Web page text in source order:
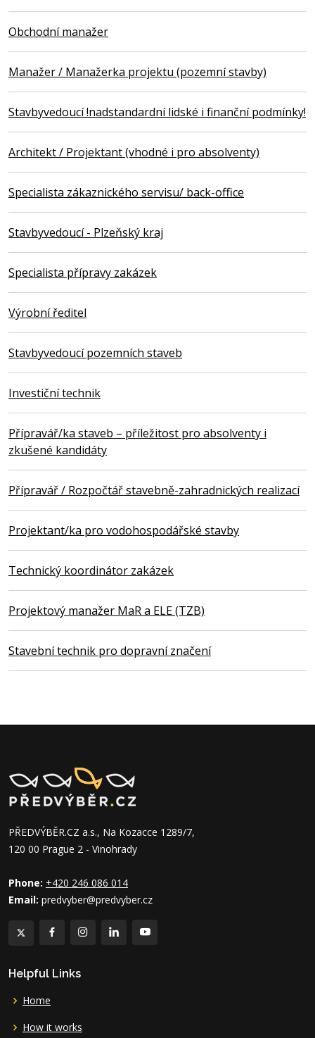
Obchodní manažer
Manažer / Manažerka projektu (pozemní stavby)
Stavbyvedoucí !nadstandardní lidské i finanční podmínky!
Architekt / Projektant (vhodné i pro absolventy)
Specialista zákaznického servisu/ back-office
Stavbyvedoucí - Plzeňský kraj
Specialista přípravy zakázek
Výrobní ředitel
Stavbyvedoucí pozemních staveb
Investiční technik
Přípravář/ka staveb – příležitost pro absolventy i
zkušené kandidáty
Přípravář / Rozpočtář stavebně-zahradnických realizací
Projektant/ka pro vodohospodářské stavby
Technický koordinátor zakázek
Projektový manažer MaR a ELE (TZB)
Stavební technik pro dopravní značení
PŘEDVÝBĚR.CZ a.s., Na Kozacce 1289/7,
120 00 Prague 2 - Vinohrady
Phone: +420 246 086 014
Email: predvyber@predvyber.cz
Helpful Links
Home
How it works